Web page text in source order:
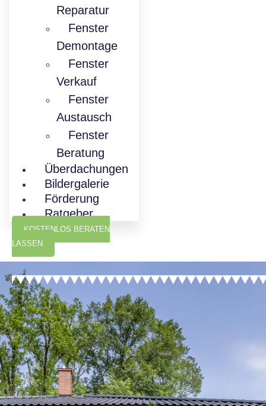
Reparatur
Fenster
Demontage
Fenster
Verkauf
Fenster
Austausch
Fenster
Beratung
Überdachungen
Bildergalerie
Förderung
Ratgeber
KOSTENLOS BERATEN
LASSEN